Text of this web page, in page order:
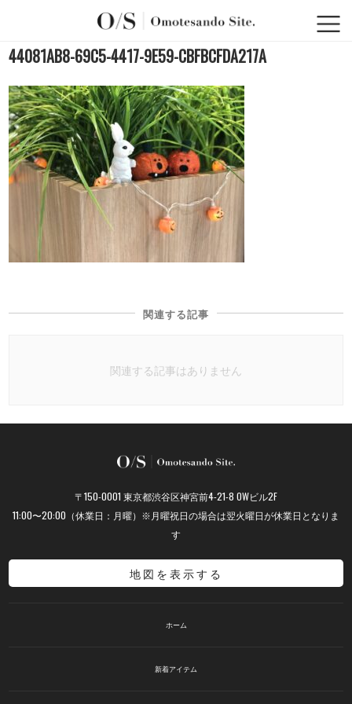
44081AB8-69C5-4417-9E59-CBFBCFDA217A
関連する記事
関連する記事はありません
〒150-0001 東京都渋谷区神宮前4-21-8 OWビル2F
11:00〜20:00（休業日：月曜）※月曜祝日の場合は翌火曜日が休業日となりま
す
地図を表示する
ホーム
新着アイテム